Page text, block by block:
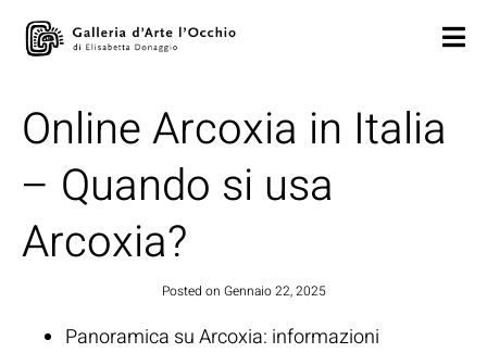
Online Arcoxia in Italia
– Quando si usa
Arcoxia?
Posted on Gennaio 22, 2025
Panoramica su Arcoxia: informazioni